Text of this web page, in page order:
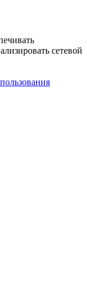
сетевой